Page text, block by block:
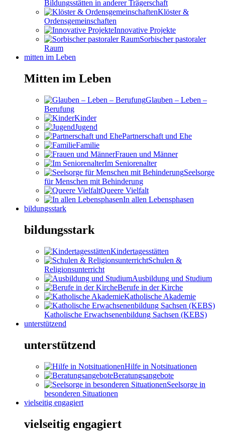
Bildungsstätten in anderer Trägerschaft
Klöster &
Ordensgemeinschaften
Innovative Projekte
Sorbischer pastoraler
Raum
mitten im Leben
Mitten im Leben
Glauben – Leben –
Berufung
Kinder
Jugend
Partnerschaft und Ehe
Familie
Frauen und Männer
Im Seniorenalter
Seelsorge
für Menschen mit Behinderung
Queere Vielfalt
In allen Lebensphasen
bildungsstark
bildungsstark
Kindertagesstätten
Schulen &
Religionsunterricht
Ausbildung und Studium
Berufe in der Kirche
Katholische Akademie
Katholische Erwachsenenbildung Sachsen (KEBS)
unterstützend
unterstützend
Hilfe in Notsituationen
Beratungsangebote
Seelsorge in
besonderen Situationen
vielseitig engagiert
vielseitig engagiert